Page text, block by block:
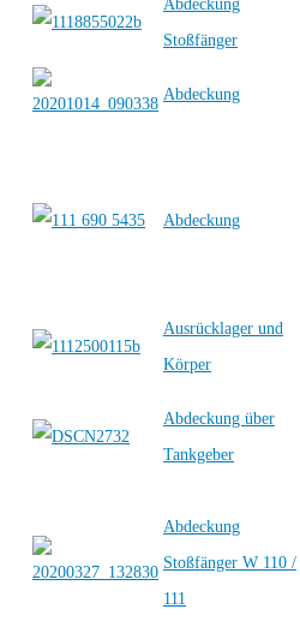
Abdeckung
Stoßfänger
Abdeckung
Abdeckung
Ausrücklager und
Körper
Abdeckung über
Tankgeber
Abdeckung
Stoßfänger W 110 /
111